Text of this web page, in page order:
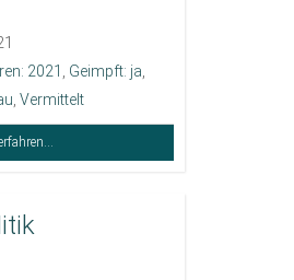
2021 Geimpft: ja
Vermittelt